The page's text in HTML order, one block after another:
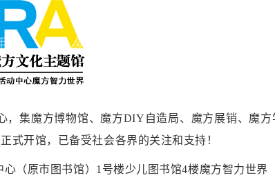
，集魔方博物馆、魔方DIY自造局、魔方展销、魔方
式开馆，已备受社会各界的关注和支持！
（原市图书馆）1号楼少儿图书馆4楼魔方智力世界